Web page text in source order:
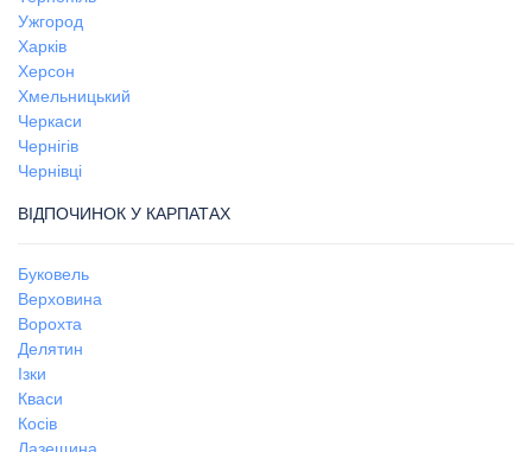
Ужгород
Харків
Херсон
Хмельницький
Черкаси
Чернігів
Чернівці
ВІДПОЧИНОК У КАРПАТАХ
Буковель
Верховина
Ворохта
Делятин
Ізки
Кваси
Косів
Лазещина